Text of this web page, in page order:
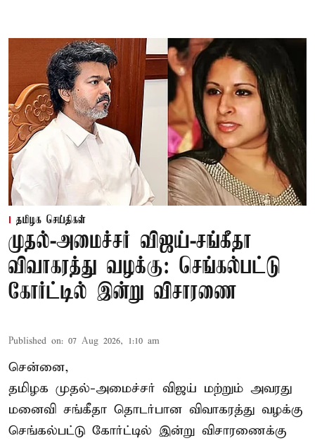
தமிழக செய்திகள்
முதல்-அமைச்சர் விஜய்-சங்கீதா
விவாகரத்து வழக்கு: செங்கல்பட்டு
கோர்ட்டில் இன்று விசாரணை
Published on: 07 Aug 2026, 1:10 am
சென்னை,
தமிழக முதல்-அமைச்சர் விஜய் மற்றும் அவரது
மனைவி சங்கீதா தொடர்பான விவாகரத்து வழக்கு
செங்கல்பட்டு கோர்ட்டில் இன்று விசாரணைக்கு